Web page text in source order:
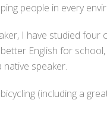
people in every
I have studied
English for
speaker.
(including a